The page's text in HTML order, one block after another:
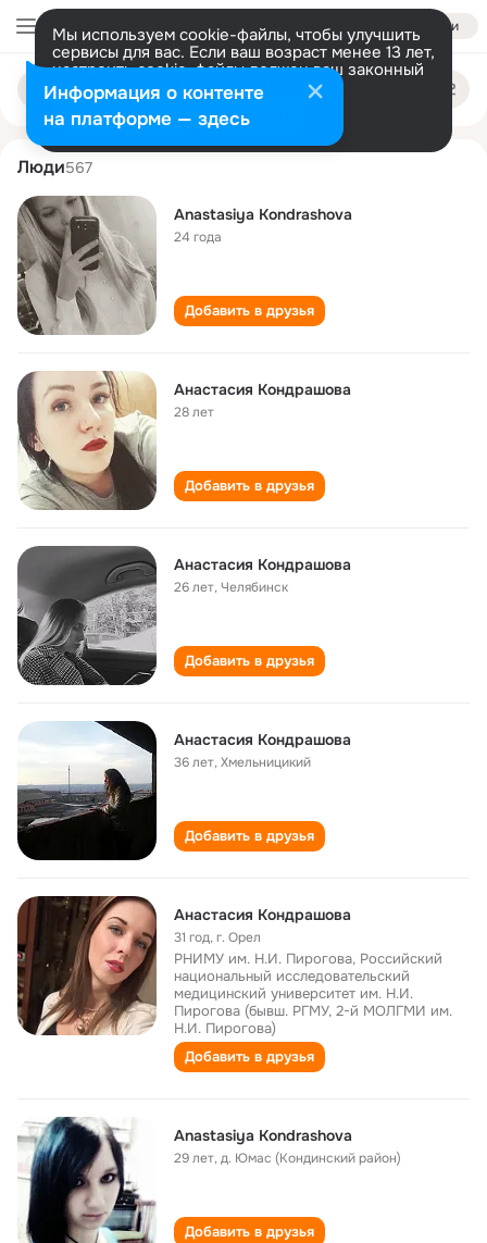
Войти
Мы используем cookie-файлы, чтобы улучшить
сервисы для вас. Если ваш возраст менее 13 лет,
настроить cookie-файлы должен ваш законный
представитель. Больше информации
Разрешить все Настроить
Поиск
людям
anastasiya kondrashova
Люди567
Anastasiya Kondrashova
24 года
Добавить в друзья
Анастасия Кондрашова
28 лет
Добавить в друзья
Анастасия Кондрашова
26 лет,Челябинск
Добавить в друзья
Анастасия Кондрашова
36 лет,Хмельницикий
Добавить в друзья
Анастасия Кондрашова
31 год,г. Орел
РНИМУ им. Н.И. Пирогова, Российский
национальный исследовательский
медицинский университет им. Н.И.
Пирогова (бывш. РГМУ, 2-й МОЛГМИ им.
Н.И. Пирогова)
Добавить в друзья
Anastasiya Kondrashova
29 лет,д. Юмас (Кондинский район)
Добавить в друзья
Информация о контенте
на платформе — здесь